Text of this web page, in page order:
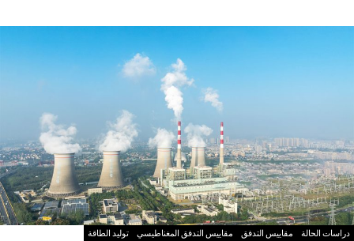
دراسات الحالة مقاييس التدفق مقاييس التدفق المغناطيسي توليد الطاقة